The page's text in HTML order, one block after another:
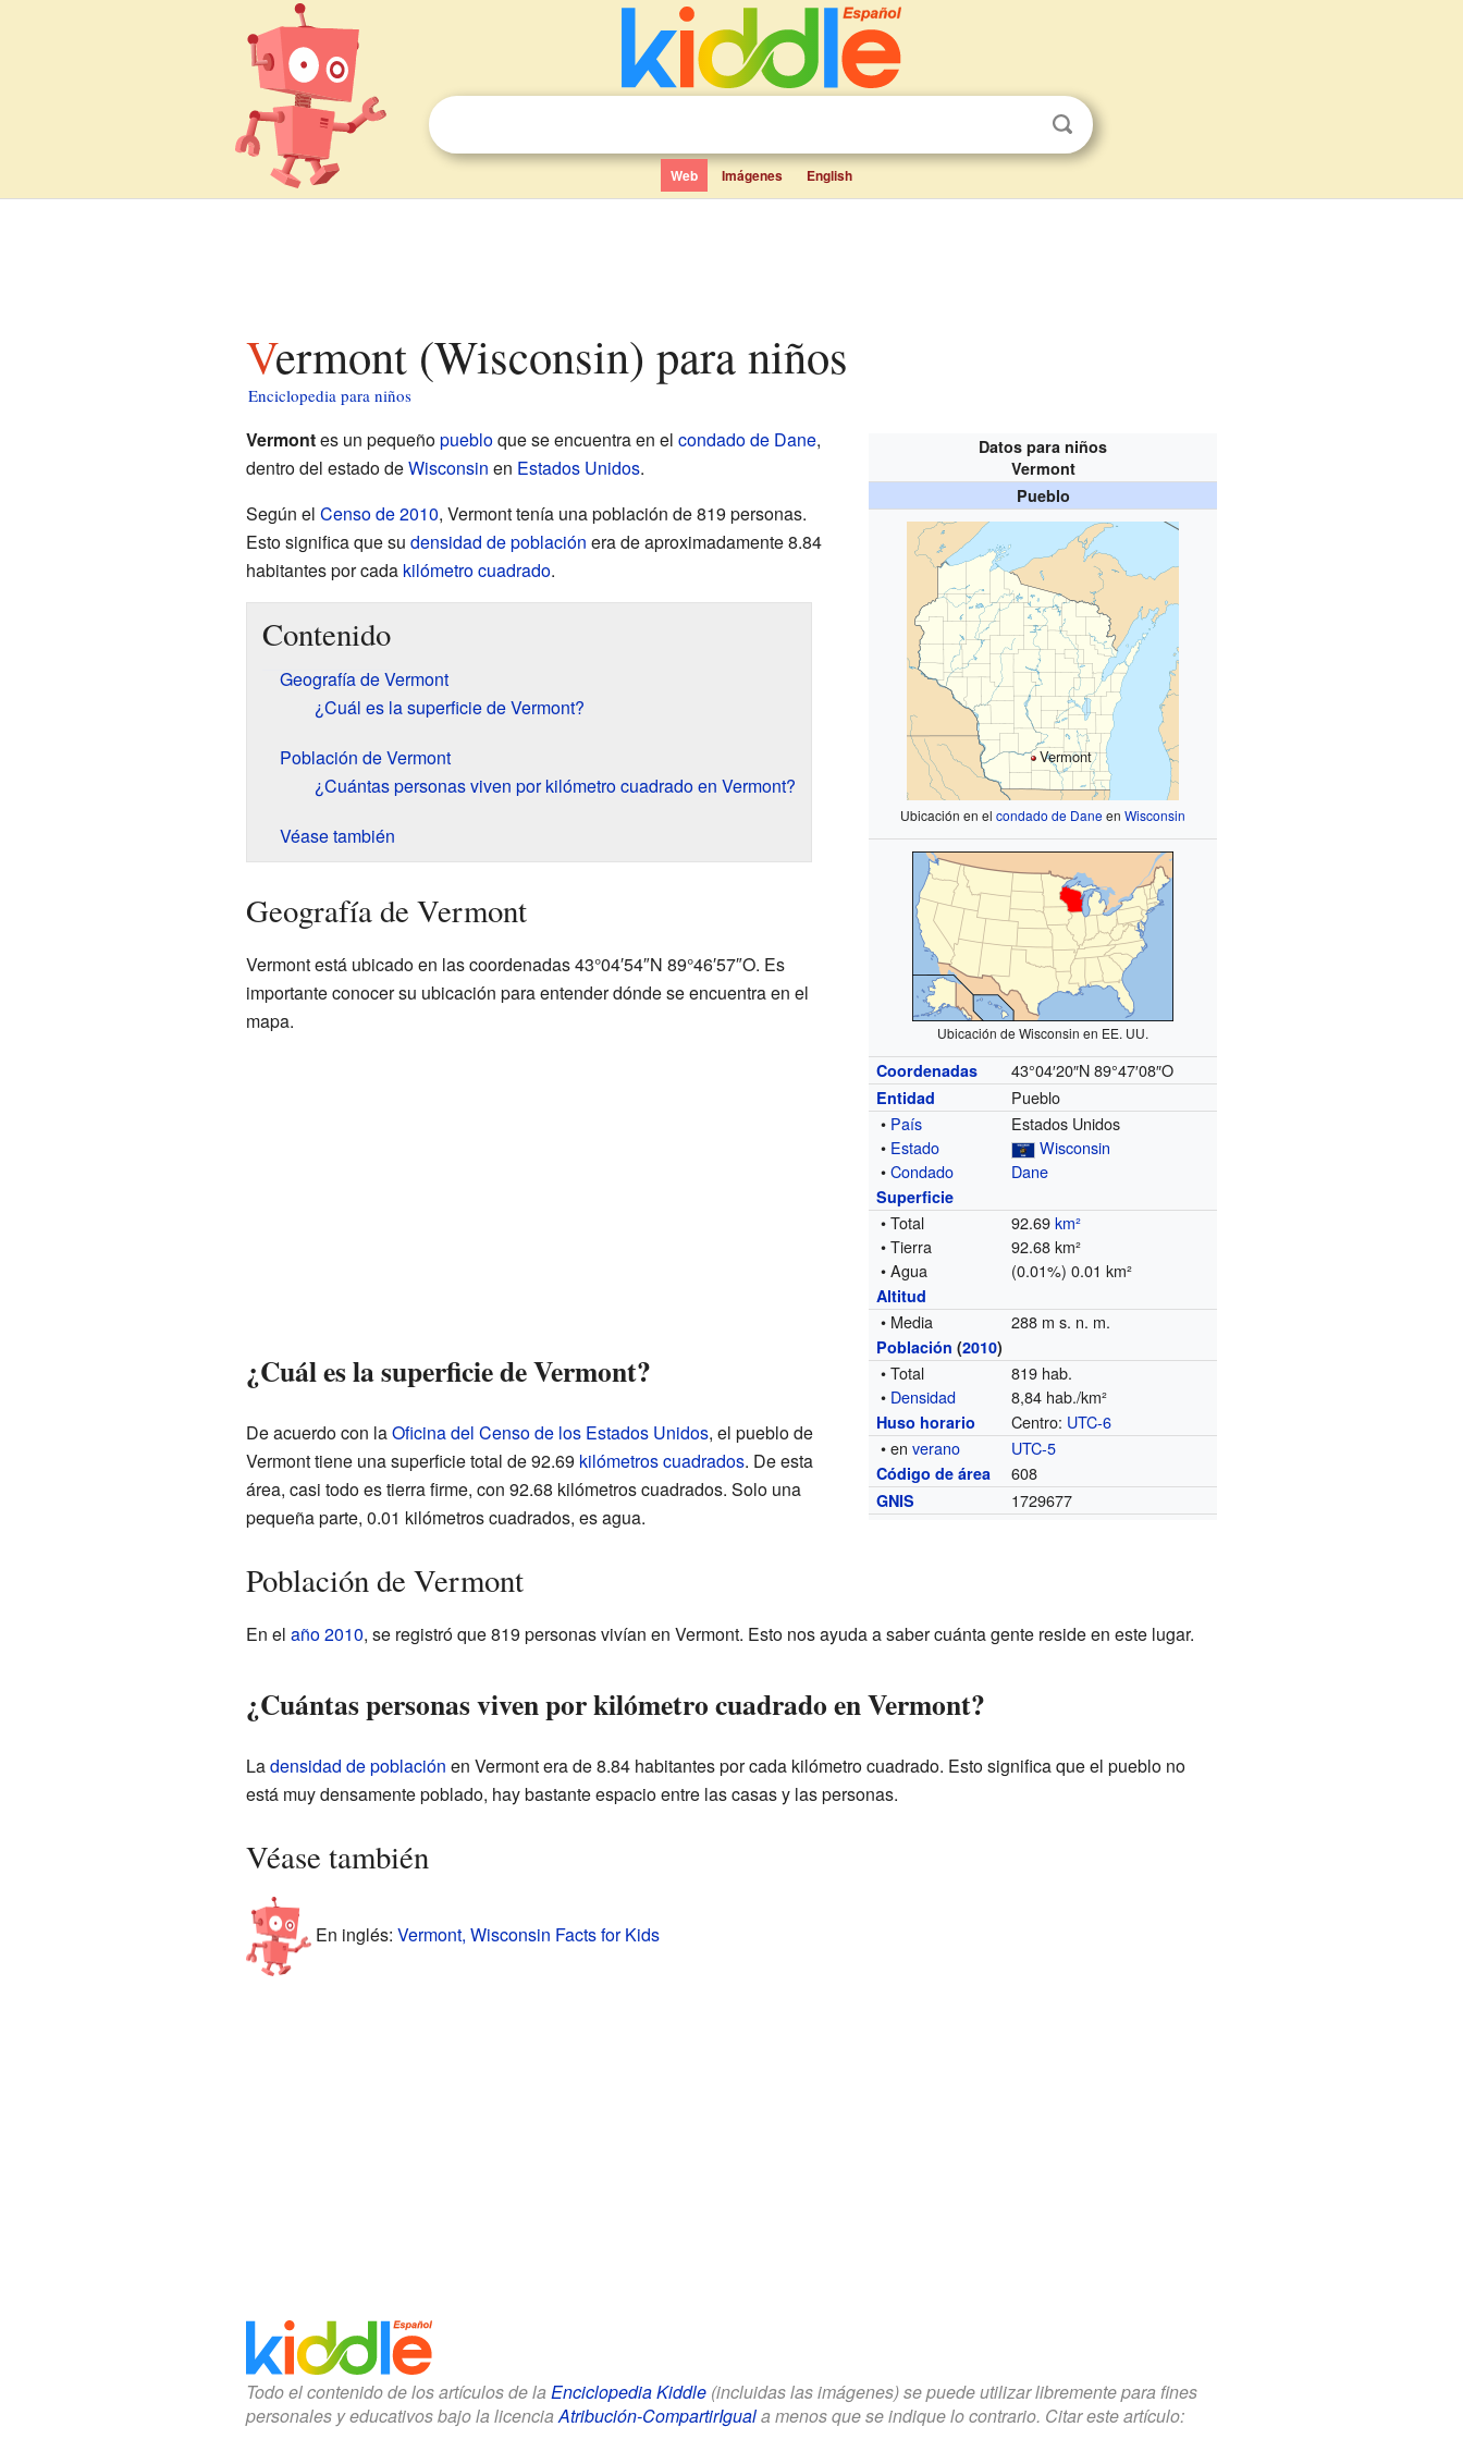
Web Imágenes English
Vermont (Wisconsin) para niños
Enciclopedia para niños
Datos para niños
Vermont
Pueblo
Vermont
Ubicación en elcondado de DaneenWisconsin
Ubicación de Wisconsin en EE. UU.
Coordenadas 43°04′20″N 89°47′08″O
Entidad
Pueblo
• País
Estados Unidos
• Estado
Wisconsin
•Condado Dane
Superficie
• Total 92.69km²
• Tierra
92.68 km²
• Agua
(0.01%) 0.01 km²
Altitud
• Media 288 m s. n. m.
Población (2010)
• Total
819 hab.
• Densidad 8,84 hab./km²
Huso horario Centro: UTC-6
• enverano UTC-5
Código de área 608
GNIS 1729677
Vermontes un pequeñopuebloque se encuentra en el condado de Dane,
dentro del estado deWisconsin en Estados Unidos.
Según el Censo de 2010, Vermont tenía una población de 819 personas.
Esto significa que su densidad de población era de aproximadamente 8.84
habitantes por cada kilómetro cuadrado.
Contenido
Geografía de Vermont
¿Cuál es la superficie de Vermont?
Población de Vermont
¿Cuántas personas viven por kilómetro cuadrado en Vermont?
Véase también
Geografía de Vermont
Vermont está ubicado en las coordenadas 43°04′54″N 89°46′57″O. Es
importante conocer su ubicación para entender dónde se encuentra en el
mapa.
¿Cuál es la superficie de Vermont?
De acuerdo con laOficina del Censo de los Estados Unidos, el pueblo de
Vermont tiene una superficie total de 92.69 kilómetros cuadrados. De esta
área, casi todo es tierra firme, con 92.68 kilómetros cuadrados. Solo una
pequeña parte, 0.01 kilómetros cuadrados, es agua.
Población de Vermont
En el año 2010, se registró que 819 personas vivían en Vermont. Esto nos ayuda a saber cuánta gente reside en este lugar.
¿Cuántas personas viven por kilómetro cuadrado en Vermont?
Ladensidad de población en Vermont era de 8.84 habitantes por cada kilómetro cuadrado. Esto significa que el pueblo no
está muy densamente poblado, hay bastante espacio entre las casas y las personas.
Véase también
En inglés: Vermont, Wisconsin Facts for Kids
Todo el contenido de los artículos de la Enciclopedia Kiddle(incluidas las imágenes) se puede utilizar libremente para fines
personales y educativos bajo la licenciaAtribución-CompartirIguala menos que se indique lo contrario. Citar este artículo: